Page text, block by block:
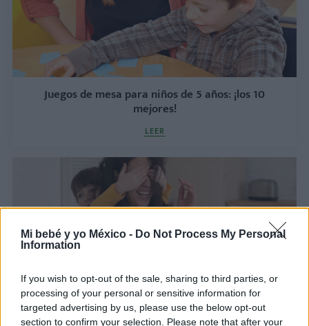
Mi bebé y yo México - Do Not Process My Personal
Information
If you wish to opt-out of the sale, sharing to third parties, or
processing of your personal or sensitive information for
targeted advertising by us, please use the below opt-out
section to confirm your selection. Please note that after your
Juegos de mesa para niños de 5 años: ¡los 10
mejores!
LEER
10 actividades para mantener ocupado a tu